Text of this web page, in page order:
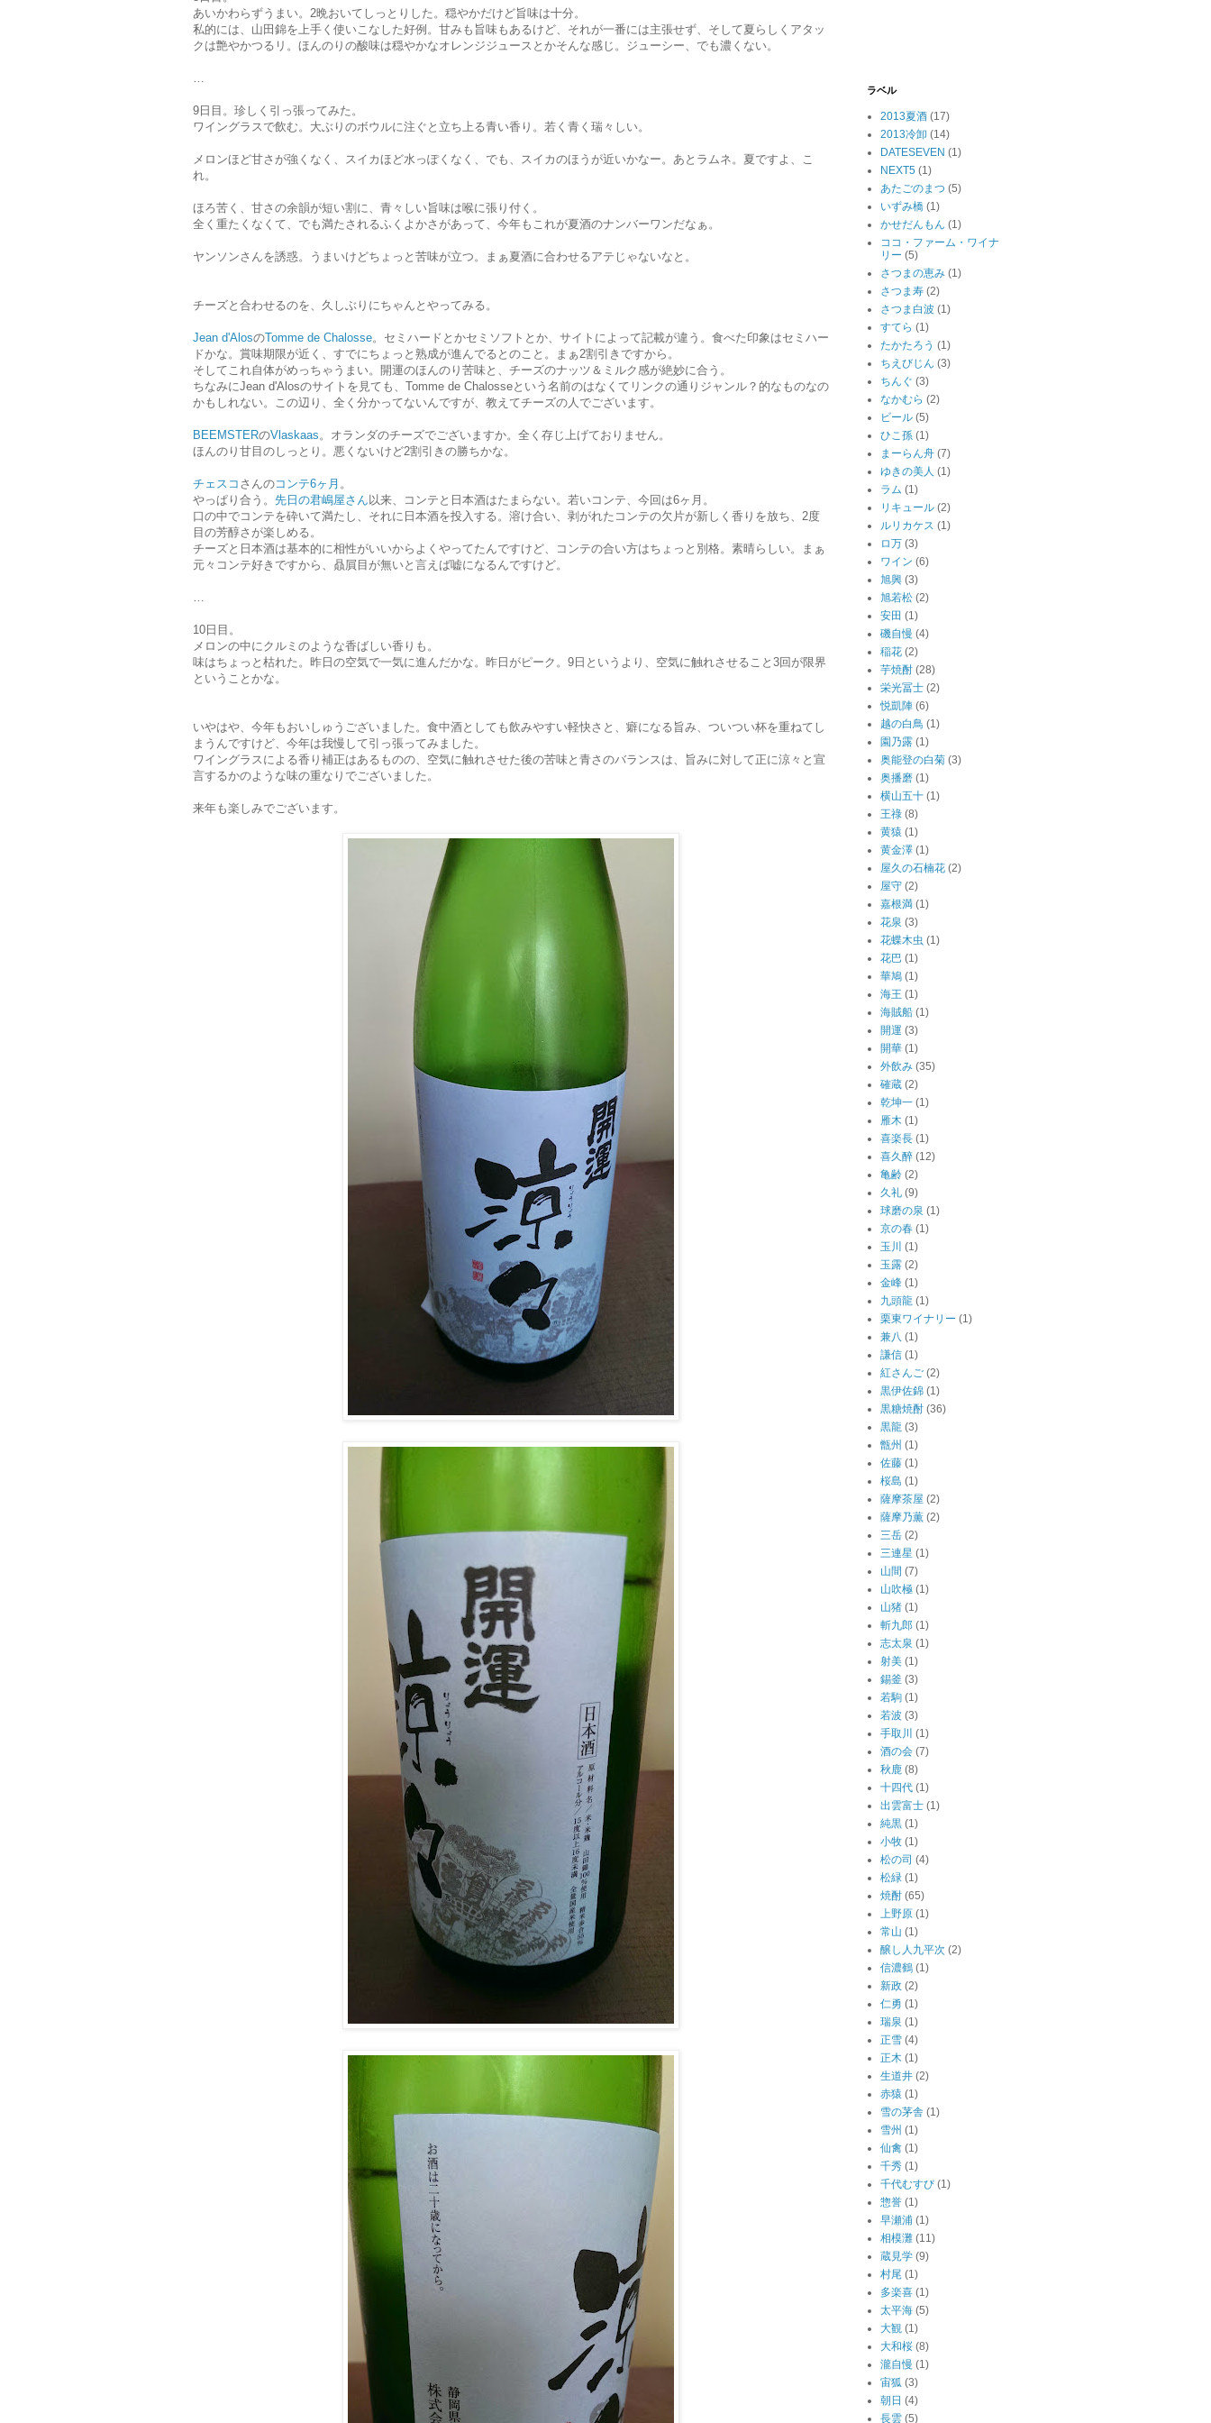
あいかわらずうまい。2晩おいてしっとりした。穏やかだけど旨味は十分。
私的には、山田錦を上手く使いこなした好例。甘みも旨味もあるけど、それが一番には主張せず、そして夏らしくアタッ
クは艶やかつるリ。ほんのりの酸味は穏やかなオレンジジュースとかそんな感じ。ジューシー、でも濃くない。
9日目。珍しく引っ張ってみた。
ワイングラスで飲む。大ぶりのボウルに注ぐと立ち上る青い香り。若く青く瑞々しい。
メロンほど甘さが強くなく、スイカほど水っぽくなく、でも、スイカのほうが近いかなー。あとラムネ。夏ですよ、こ
れ。
ほろ苦く、甘さの余韻が短い割に、青々しい旨味は喉に張り付く。
全く重たくなくて、でも満たされるふくよかさがあって、今年もこれが夏酒のナンバーワンだなぁ。
ヤンソンさんを誘惑。うまいけどちょっと苦味が立つ。まぁ夏酒に合わせるアテじゃないなと。
チーズと合わせるのを、久しぶりにちゃんとやってみる。
Jean d'AlosのTomme de Chalosse。セミハードとかセミソフトとか、サイトによって記載が違う。食べた印象はセミハー
ドかな。賞味期限が近く、すでにちょっと熟成が進んでるとのこと。まぁ2割引きですから。
そしてこれ自体がめっちゃうまい。開運のほんのり苦味と、チーズのナッツ＆ミルク感が絶妙に合う。
ちなみにJean d'Alosのサイトを見ても、Tomme de Chalosseという名前のはなくてリンクの通りジャンル？的なものなの
かもしれない。この辺り、全く分かってないんですが、教えてチーズの人でございます。
BEEMSTERのVlaskaas 。オランダのチーズでございますか。全く存じ上げておりません。
ほんのり甘目のしっとり。悪くないけど2割引きの勝ちかな。
チェスコ さんのコンテ6ヶ月 。
やっぱり合う。 先日の君嶋屋さん以来、コンテと日本酒はたまらない。若いコンテ、今回は6ヶ月。
口の中でコンテを砕いて満たし、それに日本酒を投入する。溶け合い、剥がれたコンテの欠片が新しく香りを放ち、2度
目の芳醇さが楽しめる。
チーズと日本酒は基本的に相性がいいからよくやってたんですけど、コンテの合い方はちょっと別格。素晴らしい。まぁ
元々コンテ好きですから、贔屓目が無いと言えば嘘になるんですけど。
10日目。
メロンの中にクルミのような香ばしい香りも。
味はちょっと枯れた。昨日の空気で一気に進んだかな。昨日がピーク。9日というより、空気に触れさせること3回が限界
ということかな。
いやはや、今年もおいしゅうございました。食中酒としても飲みやすい軽快さと、癖になる旨み、ついつい杯を重ねてし
まうんですけど、今年は我慢して引っ張ってみました。
ワイングラスによる香り補正はあるものの、空気に触れさせた後の苦味と青さのバランスは、旨みに対して正に涼々と宣
言するかのような味の重なりでございました。
来年も楽しみでございます。
ラベル
2013夏酒 (17)
2013冷卸 (14)
DATESEVEN (1)
NEXT5 (1)
あたごのまつ (5)
いずみ橋 (1)
かせだんもん (1)
ココ・ファーム・ワイナ
リー (5)
さつまの恵み (1)
さつま寿 (2)
さつま白波 (1)
すてら (1)
たかたろう (1)
ちえびじん (3)
ちんぐ (3)
なかむら (2)
ビール (5)
ひこ孫 (1)
まーらん舟 (7)
ゆきの美人 (1)
ラム (1)
リキュール (2)
ルリカケス (1)
ロ万 (3)
ワイン (6)
旭興 (3)
旭若松 (2)
安田 (1)
磯自慢 (4)
稲花 (2)
芋焼酎 (28)
栄光冨士 (2)
悦凱陣 (6)
越の白鳥 (1)
園乃露 (1)
奥能登の白菊 (3)
奥播磨 (1)
横山五十 (1)
王祿 (8)
黄猿 (1)
黄金澤 (1)
屋久の石楠花 (2)
屋守 (2)
嘉根満 (1)
花泉 (3)
花蝶木虫 (1)
花巴 (1)
華鳩 (1)
海王 (1)
海賊船 (1)
開運 (3)
開華 (1)
外飲み (35)
確蔵 (2)
乾坤一 (1)
雁木 (1)
喜楽長 (1)
喜久醉 (12)
亀齢 (2)
久礼 (9)
球磨の泉 (1)
京の春 (1)
玉川 (1)
玉露 (2)
金峰 (1)
九頭龍 (1)
栗東ワイナリー (1)
兼八 (1)
謙信 (1)
紅さんご (2)
黒伊佐錦 (1)
黒糖焼酎 (36)
黒龍 (3)
甑州 (1)
佐藤 (1)
桜島 (1)
薩摩茶屋 (2)
薩摩乃薫 (2)
三岳 (2)
三連星 (1)
山間 (7)
山吹極 (1)
山猪 (1)
斬九郎 (1)
志太泉 (1)
射美 (1)
錫釜 (3)
若駒 (1)
若波 (3)
手取川 (1)
酒の会 (7)
秋鹿 (8)
十四代 (1)
出雲富士 (1)
純黒 (1)
小牧 (1)
松の司 (4)
松緑 (1)
焼酎 (65)
上野原 (1)
常山 (1)
醸し人九平次 (2)
信濃鶴 (1)
新政 (2)
仁勇 (1)
瑞泉 (1)
正雪 (4)
正木 (1)
生道井 (2)
赤猿 (1)
雪の茅舎 (1)
雪州 (1)
仙禽 (1)
千秀 (1)
千代むすび (1)
惣誉 (1)
早瀬浦 (1)
相模灘 (11)
蔵見学 (9)
村尾 (1)
多楽喜 (1)
太平海 (5)
大観 (1)
大和桜 (8)
瀧自慢 (1)
宙狐 (3)
朝日 (4)
長雲 (5)